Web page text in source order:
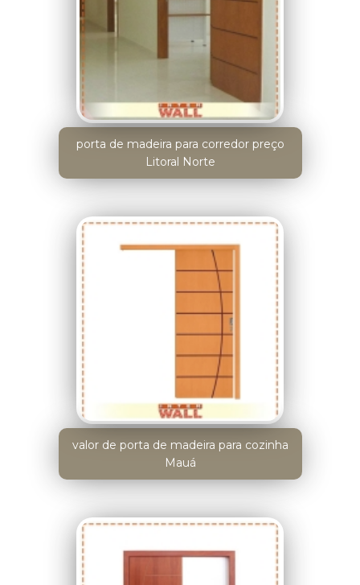
porta de madeira para corredor preço
Litoral Norte
valor de porta de madeira para cozinha
Mauá